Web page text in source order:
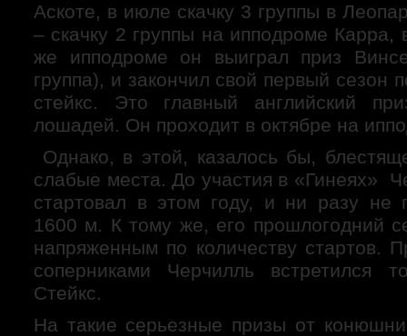
Аскоте, в июле скачку 3 группы в
– скачку 2 группы на ипподроме Карра,
же ипподроме он выиграл приз
группа), и закончил свой первый сезон
стейкс. Это главный английский
лошадей. Он проходит в октябре на
Однако, в этой, казалось бы,
слабые места. До участия в «Гинеях»
стартовал в этом году, и ни разу не
1600 м. К тому же, его прошлогодний
напряженным по количеству стартов.
соперниками Черчилль встретился
Стейкс.
На такие серьезные призы от